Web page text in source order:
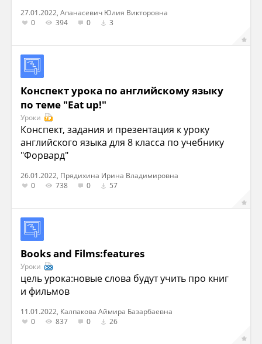
27.01.2022, Апанасевич Юлия Викторовна
0
394 0 3
Конспект урока по английскому языку
по теме "Eat up!"
Уроки
Конспект, задания и презентация к уроку
английского языка для 8 класса по учебнику
"Форвард"
26.01.2022, Прядихина Ирина Владимировна
0
738 0 57
Books and Films:features
Уроки
цель урока:новые слова будут учить про книг
и фильмов
11.01.2022, Калпакова Аймира Базарбаевна
0
837 0 26